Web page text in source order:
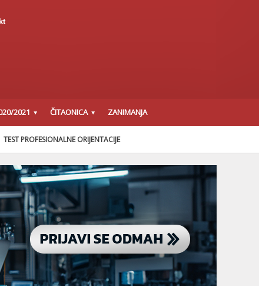
2021 ČITAONICA ZANIMANJA
TEST PROFESIONALNE ORIJENTACIJE